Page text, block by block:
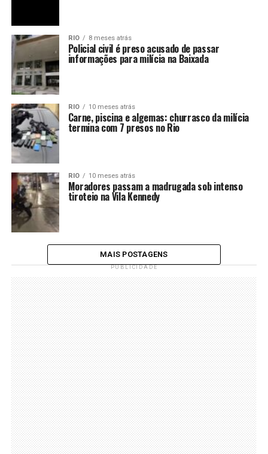
RIO 8 meses atrás
Policial civil é preso acusado de passar
informações para milícia na Baixada
RIO 10 meses atrás
Carne, piscina e algemas: churrasco da milícia
termina com 7 presos no Rio
RIO 10 meses atrás
Moradores passam a madrugada sob intenso
tiroteio na Vila Kennedy
MAIS POSTAGENS
PUBLICIDADE